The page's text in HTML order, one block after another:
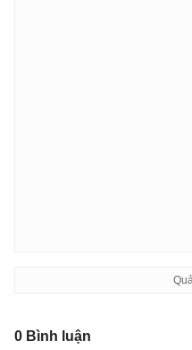
0 Bình luận